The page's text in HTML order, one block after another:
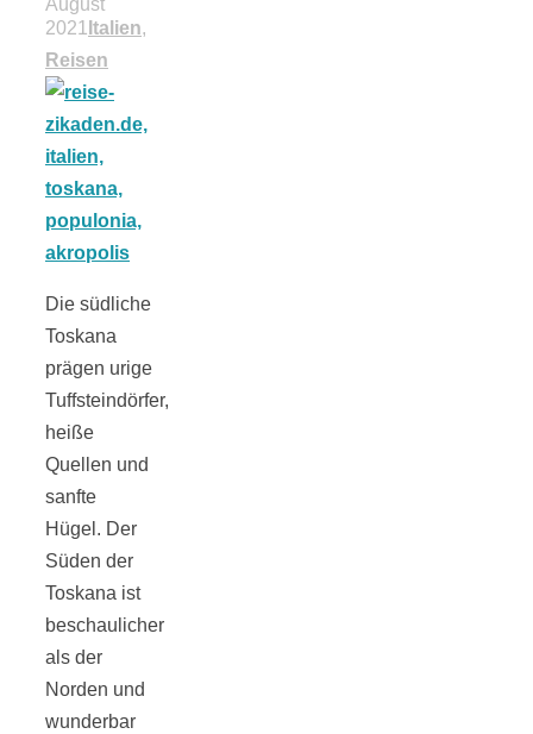
August
2021 Italien,
Reisen
Die südliche
Toskana
prägen urige
Tuffsteindörfer,
heiße
Quellen und
sanfte
Hügel. Der
Süden der
Toskana ist
beschaulicher
als der
Norden und
wunderbar